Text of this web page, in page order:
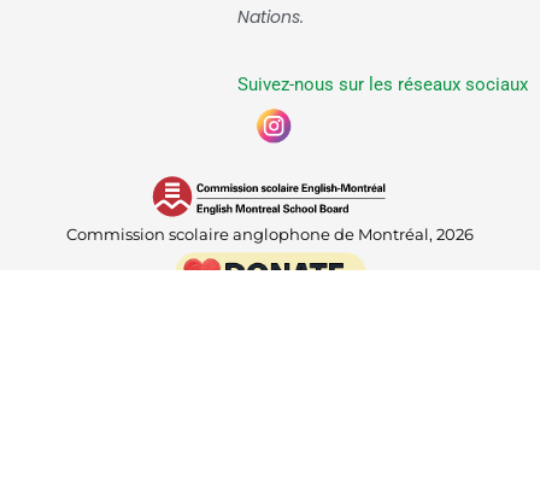
Nations.
Suivez-nous sur les réseaux sociaux
Commission scolaire anglophone de Montréal, 2026